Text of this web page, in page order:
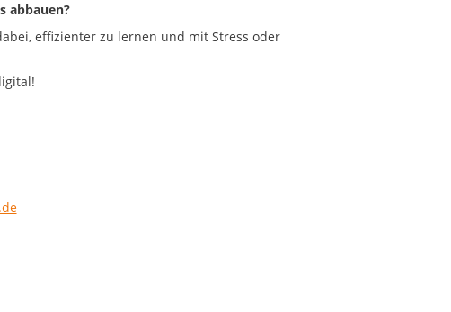
abbauen?
effizienter zu lernen und mit Stress oder